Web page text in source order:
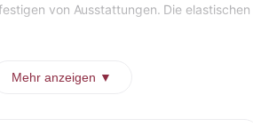
von Ausstattungen. Die elastischen
Mehr anzeigen ▼